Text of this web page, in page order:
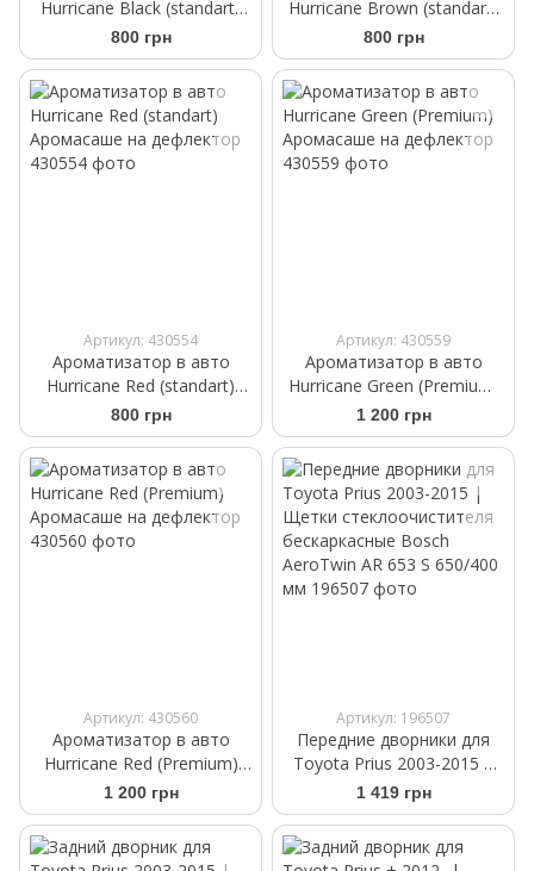
Hurricane Black (standart)
Аромасаше на дефлектор
800 грн
Hurricane Brown (standart)
Аромасаше на дефлектор
800 грн
Артикул: 430554
Ароматизатор в авто
Hurricane Red (standart)
Аромасаше на дефлектор
800 грн
Артикул: 430559
Ароматизатор в авто
Hurricane Green (Premium)
Аромасаше на дефлектор
1 200 грн
Артикул: 430560
Ароматизатор в авто
Hurricane Red (Premium)
Аромасаше на дефлектор
1 200 грн
Артикул: 196507
Передние дворники для
Toyota Prius 2003-2015 |
Щетки стеклоочистителя
бескаркасные Bosch
AeroTwin AR 653 S 650/400
мм
1 419 грн